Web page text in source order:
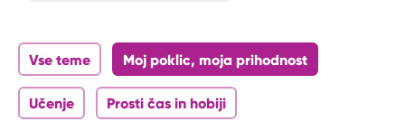
Vse teme Moj poklic, moja prihodnost
Učenje Prosti čas in hobiji